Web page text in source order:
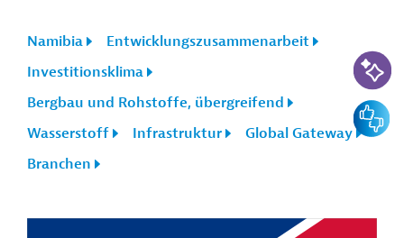
Namibia
Entwicklungszusammenarbeit
Investitionsklima
Bergbau und Rohstoffe, übergreifend
Wasserstoff
Infrastruktur
Global Gateway
Branchen
KI-